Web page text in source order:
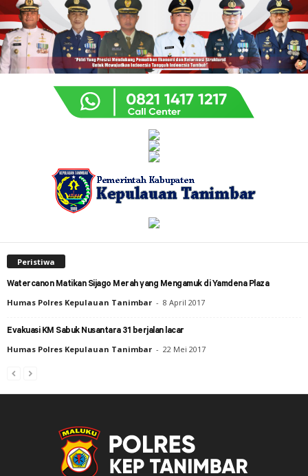
Peristiwa
Watercanon Matikan Sijago Merah yang Mengamuk di Yamdena Plaza
Humas Polres Kepulauan Tanimbar - 8 April 2017
Evakuasi KM Sabuk Nusantara 31 berjalan lacar
Humas Polres Kepulauan Tanimbar - 22 Mei 2017